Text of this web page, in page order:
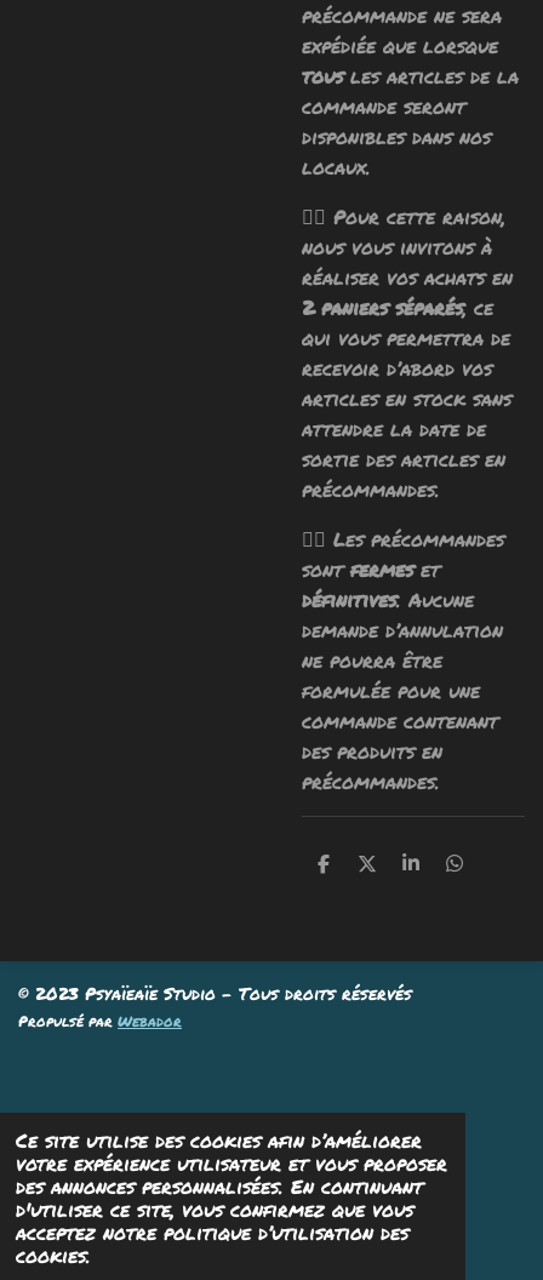
Ce site utilise des cookies afin d’améliorer
votre expérience utilisateur et vous proposer
des annonces personnalisées. En continuant
d'utiliser ce site, vous confirmez que vous
acceptez notre politique d’utilisation des
cookies.
précommande ne sera
expédiée que lorsque
tousles articles de la
commande seront
disponibles dans nos
locaux.
🧙‍♂️ Pour cette raison,
nous vous invitons à
réaliser vos achats en
2 paniers séparés, ce
qui vous permettra de
recevoir d’abord vos
articles en stock sans
attendre la date de
sortie des articles en
précommandes.
🧙‍♂️ Les précommandes
sontfermeset
définitives. Aucune
demande d’annulation
ne pourra être
formulée pour une
commande contenant
des produits en
précommandes.
P
g
e
r
P
g
e
r
P
g
e
r
P
g
© 2023 Psyaïeaïe Studio - Tous droits réservés
Propulsé par Webador